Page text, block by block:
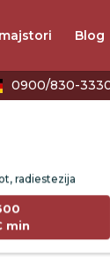
Blog
0900/830-3330